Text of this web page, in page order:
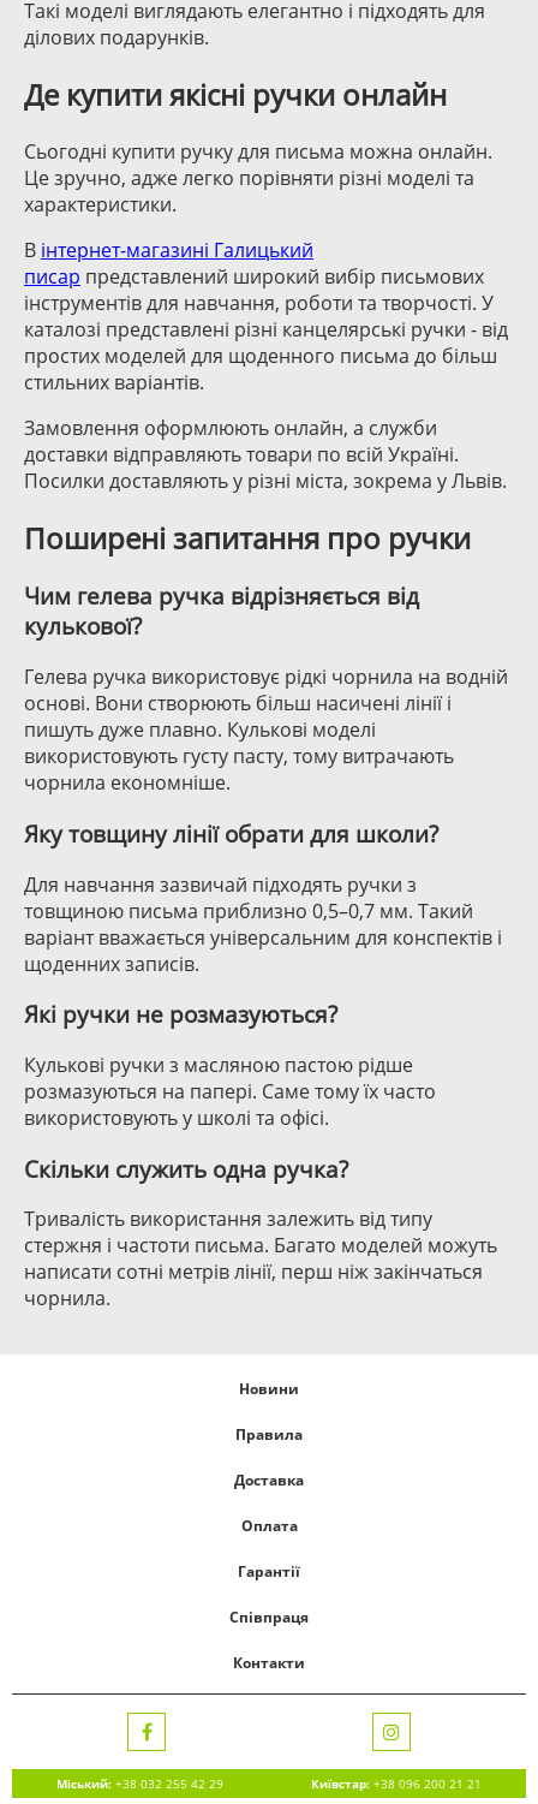
Такі моделі виглядають елегантно і підходять для
ділових подарунків.
Де купити якісні ручки онлайн
Сьогодні купити ручку для письма можна онлайн.
Це зручно, адже легко порівняти різні моделі та
характеристики.
В інтернет-магазині Галицький
писар представлений широкий вибір письмових
інструментів для навчання, роботи та творчості. У
каталозі представлені різні канцелярські ручки - від
простих моделей для щоденного письма до більш
стильних варіантів.
Замовлення оформлюють онлайн, а служби
доставки відправляють товари по всій Україні.
Посилки доставляють у різні міста, зокрема у Львів.
Поширені запитання про ручки
Чим гелева ручка відрізняється від
кулькової?
Гелева ручка використовує рідкі чорнила на водній
основі. Вони створюють більш насичені лінії і
пишуть дуже плавно. Кулькові моделі
використовують густу пасту, тому витрачають
чорнила економніше.
Яку товщину лінії обрати для школи?
Для навчання зазвичай підходять ручки з
товщиною письма приблизно 0,5–0,7 мм. Такий
варіант вважається універсальним для конспектів і
щоденних записів.
Які ручки не розмазуються?
Кулькові ручки з масляною пастою рідше
розмазуються на папері. Саме тому їх часто
використовують у школі та офісі.
Скільки служить одна ручка?
Тривалість використання залежить від типу
стержня і частоти письма. Багато моделей можуть
написати сотні метрів лінії, перш ніж закінчаться
чорнила.
Новини
Правила
Доставка
Оплата
Гарантії
Співпраця
Контакти
Міський: +38 032 255 42 29 Київстар:+38 096 200 21 21